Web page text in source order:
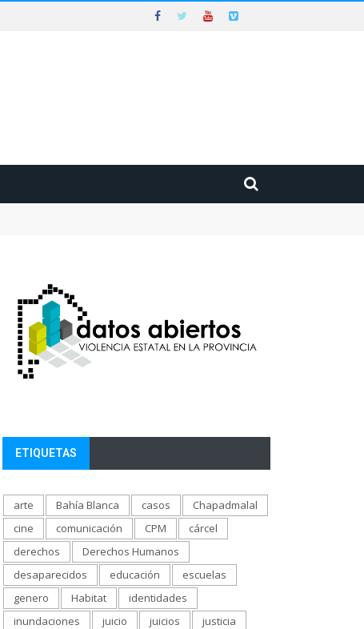
ETIQUETAS
arte Bahía Blanca casos
Chapadmalal
cine
comunicación CPM
cárcel
derechos
Derechos Humanos
desaparecidos
educación
escuelas
genero
Habitat
identidades
inundaciones
juicio juicios
justicia